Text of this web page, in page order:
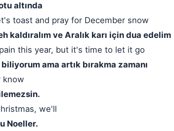
altında
toast and pray for December snow
kaldıralım ve Aralık karı için dua edelim
this year, but it's time to let it go
ama artık bırakma zamanı
know
we'll
Noeller.